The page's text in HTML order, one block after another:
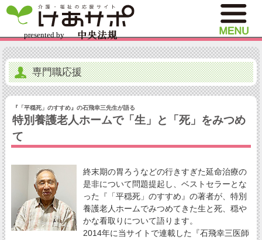
専門職応援
『「平穏死」のすすめ』の石飛幸三先生が語る
特別養護老人ホームで「生」と「死」をみつめ
て
終末期の胃ろうなどの行きすぎた延命治療の
是非について問題提起し、ベストセラーとな
った『「平穏死」のすすめ』の著者が、特別
養護老人ホームでみつめてきた生と死、穏や
かな看取りについて語ります。
2014年に当サイトで連載した『石飛幸三医師